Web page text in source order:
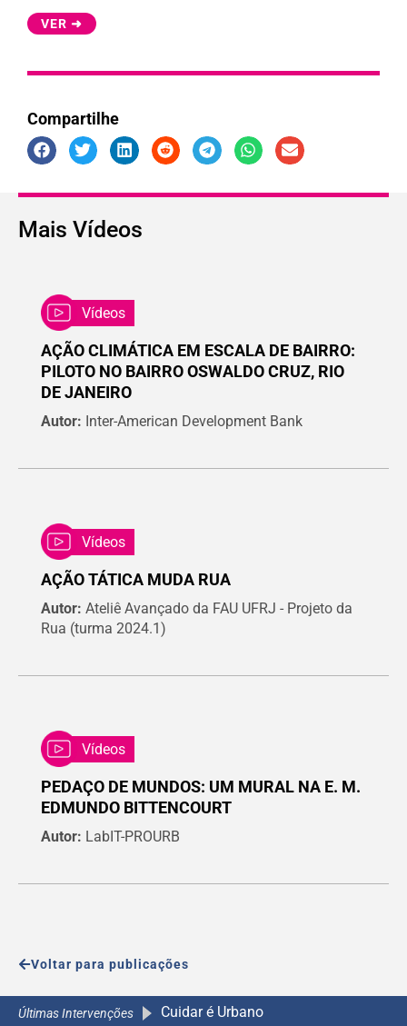
VER ➜
Compartilhe
Mais Vídeos
Vídeos
AÇÃO CLIMÁTICA EM ESCALA DE BAIRRO:
PILOTO NO BAIRRO OSWALDO CRUZ, RIO
DE JANEIRO
Autor: Inter-American Development Bank
Vídeos
AÇÃO TÁTICA MUDA RUA
Autor: Ateliê Avançado da FAU UFRJ - Projeto da
Rua (turma 2024.1)
Vídeos
PEDAÇO DE MUNDOS: UM MURAL NA E. M.
EDMUNDO BITTENCOURT
Autor: LabIT-PROURB
Voltar para publicações
Últimas Intervenções A Ca
A Caminho da Escola 2.0
A Caminho da Escola 2.0